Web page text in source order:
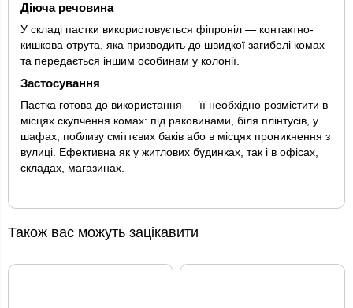
Діюча речовина
У складі пастки використовується фіпроніл — контактно-
кишкова отрута, яка призводить до швидкої загибелі комах
та передається іншим особинам у колонії.
Застосування
Пастка готова до використання — її необхідно розмістити в
місцях скупчення комах: під раковинами, біля плінтусів, у
шафах, поблизу сміттєвих баків або в місцях проникнення з
вулиці. Ефективна як у житлових будинках, так і в офісах,
складах, магазинах.
Також вас можуть зацікавити